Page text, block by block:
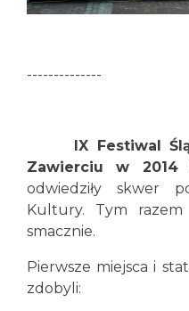
--------------
IX Festiwal
Zawierciu w 2014
odwiedziły skwer
Kultury. Tym razem
smacznie.
Pierwsze miejsca i
zdobyli: